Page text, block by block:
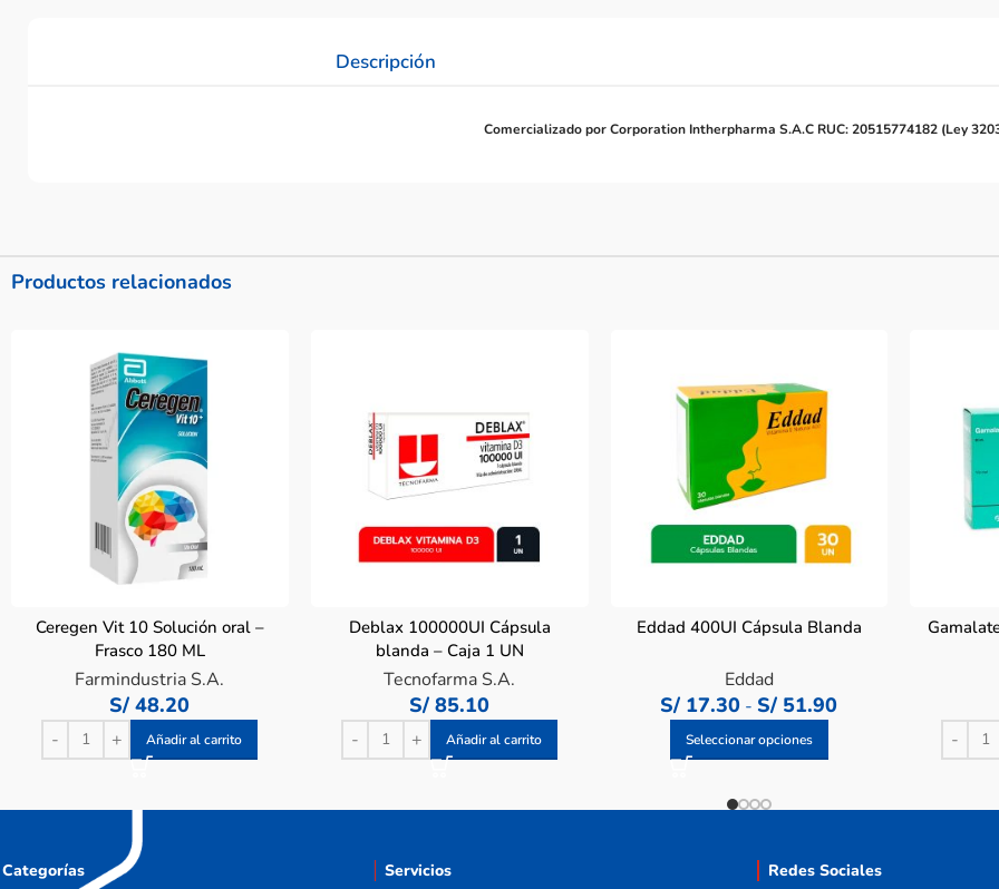
Descripción
Comercializado por Corporation Intherpharma S.A.C RUC: 20515774182 (Ley
Productos relacionados
Ceregen Vit 10 Solución oral –
Frasco 180 ML
Farmindustria S.A.
S/ 48.20
Añadir al carrito
Deblax 100000UI Cápsula
blanda – Caja 1 UN
Tecnofarma S.A.
S/ 85.10
Añadir al carrito
Eddad 400UI Cápsula Blanda
Eddad
S/ 17.30 - S/ 51.90
Seleccionar opciones
Categorías Servicios Redes Sociales